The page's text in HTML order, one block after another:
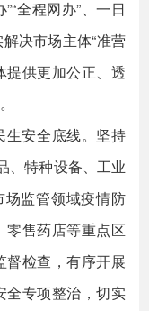
全程网办”、一日
决市场主体“准营
提供更加公正、透
生安全底线。坚持
、特种设备、工业
场监管领域疫情防
零售药店等重点区
督检查，有序开展
全专项整治，切实